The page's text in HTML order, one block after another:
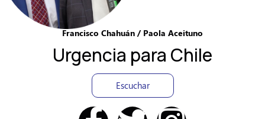
Francisco Chahuán / Paola Aceituno
Urgencia para Chile
Escuchar